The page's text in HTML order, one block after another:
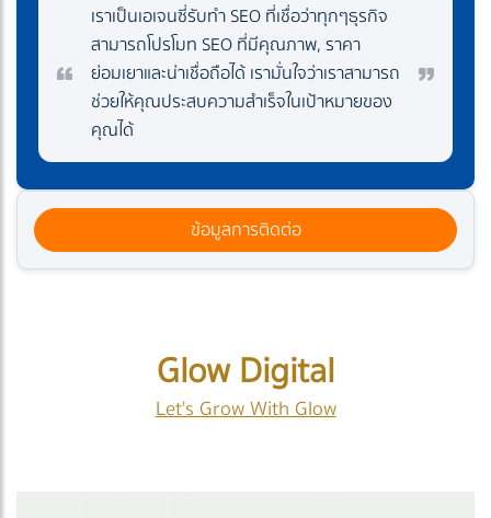
เราเป็นเอเจนซี่รับทำ SEO ที่เชื่อว่าทุกๆธุรกิจ
สามารถโปรโมท SEO ที่มีคุณภาพ, ราคา
ย่อมเยาและน่าเชื่อถือได้ เรามั่นใจว่าเราสามารถ
ช่วยให้คุณประสบความสำเร็จในเป้าหมายของ
คุณได้
ข้อมูลการติดต่อ
Glow Digital
Let's Grow With Glow